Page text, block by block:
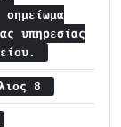
σημείωμα
υπηρεσίας
8